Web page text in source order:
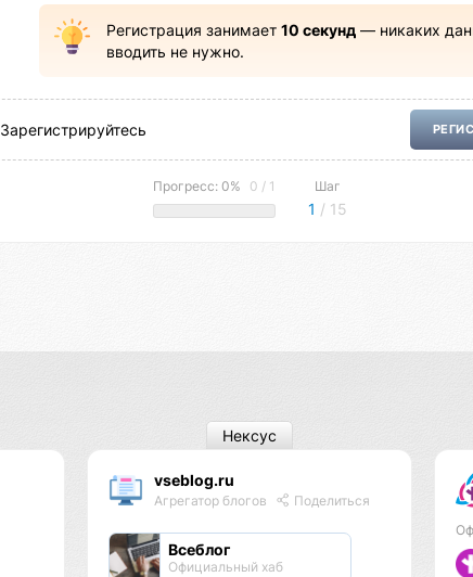
Регистрация занимает 10 секунд— никаких
вводить не нужно.
Зарегистрируйтесь
Прогресс: 0% 0 / 1 Шаг
1 / 15
vseblog.ru
Агрегатор блогов Поделиться
Всеблог
Официальный хаб
Нексус